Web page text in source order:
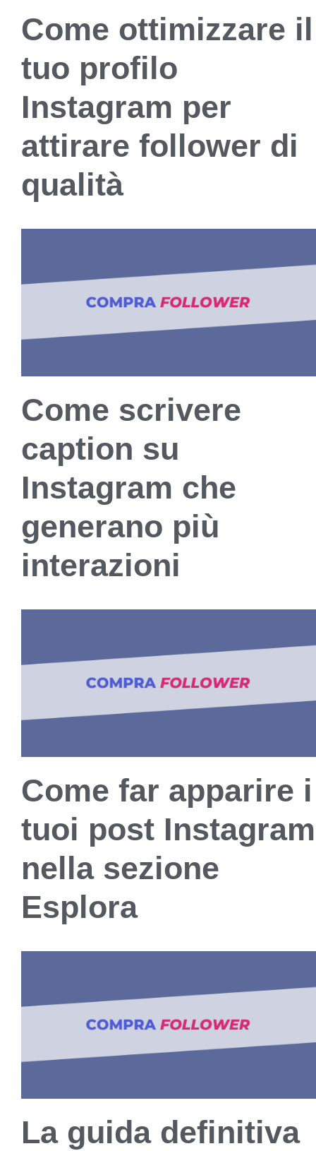
Come ottimizzare il
tuo profilo
Instagram per
attirare follower di
qualità
Come scrivere
caption su
Instagram che
generano più
interazioni
Come far apparire i
tuoi post Instagram
nella sezione
Esplora
La guida definitiva